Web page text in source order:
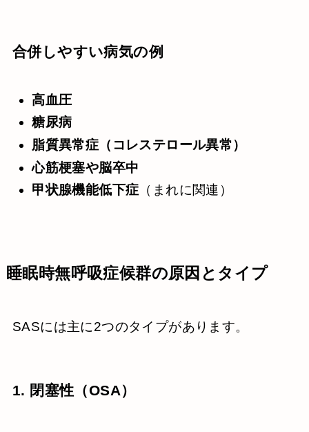
合併しやすい病気の例
高血圧
糖尿病
脂質異常症（コレステロール異常）
心筋梗塞や脳卒中
甲状腺機能低下症 （まれに関連）
睡眠時無呼吸症候群の原因とタイプ
SASには主に2つのタイプがあります。
1. 閉塞性（OSA）